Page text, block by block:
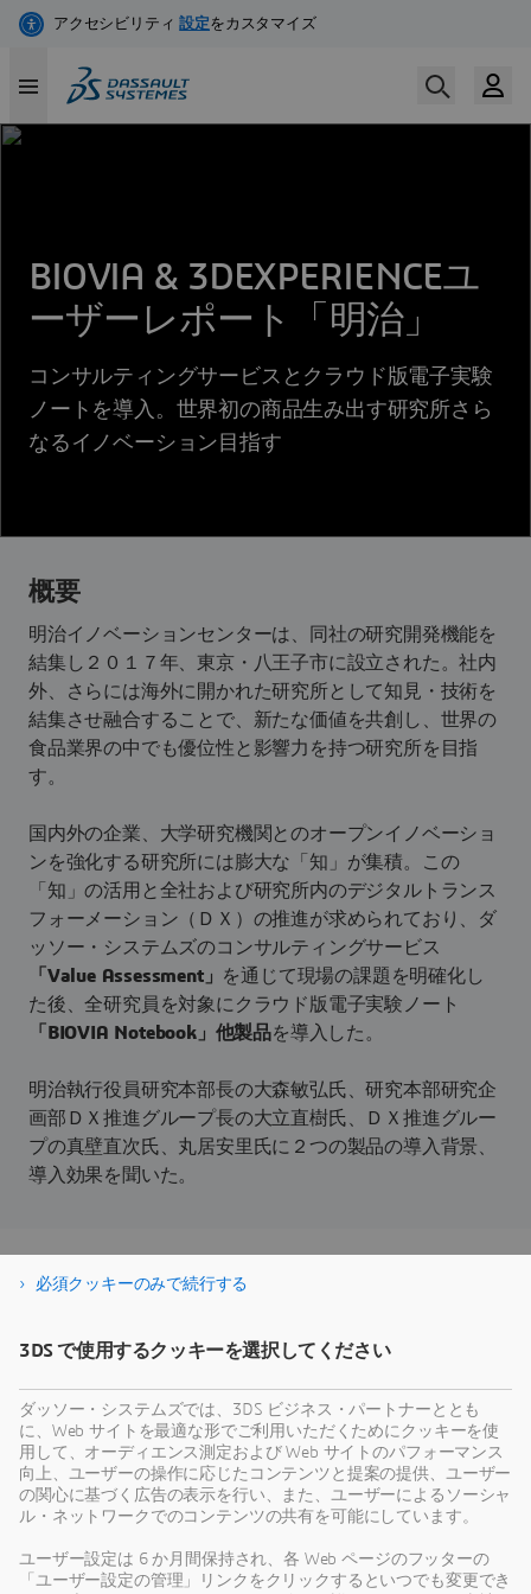
ン
BIOVIA & 3DEXPERIENCEユ
ーザーレポート「明治」
コンサルティングサービスとクラウド版電子実験
ノートを導入。世界初の商品生み出す研究所さら
なるイノベーション目指す
概要
明治イノベーションセンターは、同社の研究開発機能を
結集し２０１７年、東京・八王子市に設立された。社内
外、さらには海外に開かれた研究所として知見・技術を
結集させ融合することで、新たな価値を共創し、世界の
食品業界の中でも優位性と影響力を持つ研究所を目指
す。
国内外の企業、大学研究機関とのオープンイノベーショ
ンを強化する研究所には膨大な「知」が集積。この
「知」の活用と全社および研究所内のデジタルトランス
フォーメーション（ＤＸ）の推進が求められており、ダ
ッソー・システムズのコンサルティングサービス
「Value Assessment」 を通じて現場の課題を明確化し
た後、全研究員を対象にクラウド版電子実験ノート
「BIOVIA Notebook」他製品を導入した。
​​​​​​​明治執行役員研究本部長の大森敏弘氏、研究本部研究企
画部ＤＸ推進グループ長の大立直樹氏、ＤＸ推進グルー
プの真壁直次氏、丸居安里氏に２つの製品の導入背景、
導入効果を聞いた。
資料をダウンロード
必須クッキーのみで続行する
3DS で使用するクッキーを選択してください
ダッソー・システムズでは、3DS ビジネス・パートナーととも
に、Web サイトを最適な形でご利用いただくためにクッキーを使
用して、オーディエンス測定および Web サイトのパフォーマンス
向上、ユーザーの操作に応じたコンテンツと提案の提供、ユーザー
の関心に基づく広告の表示を行い、また、ユーザーによるソーシャ
ル・ネットワークでのコンテンツの共有を可能にしています。
ユーザー設定は 6 か月間保持され、各 Web ページのフッターの
「ユーザー設定の管理」リンクをクリックするといつでも変更でき